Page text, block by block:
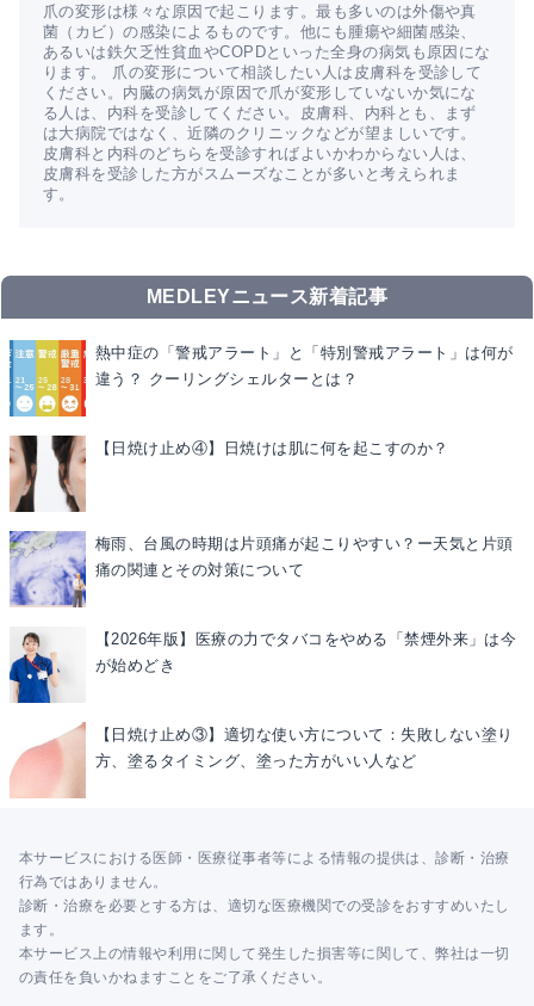
爪の変形は様々な原因で起こります。最も多いのは外傷や真
菌（カビ）の感染によるものです。他にも腫瘍や細菌感染、
あるいは鉄欠乏性貧血やCOPDといった全身の病気も原因にな
ります。 爪の変形について相談したい人は皮膚科を受診して
ください。内臓の病気が原因で爪が変形していないか気にな
る人は、内科を受診してください。皮膚科、内科とも、まず
は大病院ではなく、近隣のクリニックなどが望ましいです。
皮膚科と内科のどちらを受診すればよいかわからない人は、
皮膚科を受診した方がスムーズなことが多いと考えられま
す。
MEDLEYニュース新着記事
熱中症の「警戒アラート」と「特別警戒アラート」は何が
違う？ クーリングシェルターとは？
【日焼け止め④】日焼けは肌に何を起こすのか？
梅雨、台風の時期は片頭痛が起こりやすい？ー天気と片頭
痛の関連とその対策について
【2026年版】医療の力でタバコをやめる「禁煙外来」は今
が始めどき
【日焼け止め③】適切な使い方について：失敗しない塗り
方、塗るタイミング、塗った方がいい人など
本サービスにおける医師・医療従事者等による情報の提供は、診断・治療
行為ではありません。
診断・治療を必要とする方は、適切な医療機関での受診をおすすめいたし
ます。
本サービス上の情報や利用に関して発生した損害等に関して、弊社は一切
の責任を負いかねますことをご了承ください。